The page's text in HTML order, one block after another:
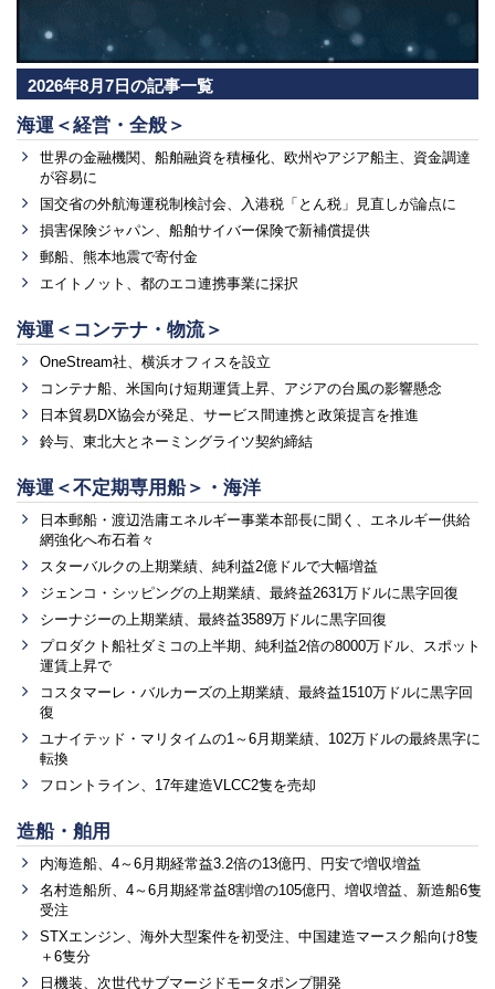
2026年8月7日の記事一覧
海運＜経営・全般＞
世界の金融機関、船舶融資を積極化、欧州やアジア船主、資金調達
が容易に
国交省の外航海運税制検討会、入港税「とん税」見直しが論点に
損害保険ジャパン、船舶サイバー保険で新補償提供
郵船、熊本地震で寄付金
エイトノット、都のエコ連携事業に採択
海運＜コンテナ・物流＞
OneStream社、横浜オフィスを設立
コンテナ船、米国向け短期運賃上昇、アジアの台風の影響懸念
日本貿易DX協会が発足、サービス間連携と政策提言を推進
鈴与、東北大とネーミングライツ契約締結
海運＜不定期専用船＞・海洋
日本郵船・渡辺浩庸エネルギー事業本部長に聞く、エネルギー供給
網強化へ布石着々
スターバルクの上期業績、純利益2億ドルで大幅増益
ジェンコ・シッピングの上期業績、最終益2631万ドルに黒字回復
シーナジーの上期業績、最終益3589万ドルに黒字回復
プロダクト船社ダミコの上半期、純利益2倍の8000万ドル、スポット
運賃上昇で
コスタマーレ・バルカーズの上期業績、最終益1510万ドルに黒字回
復
ユナイテッド・マリタイムの1～6月期業績、102万ドルの最終黒字に
転換
フロントライン、17年建造VLCC2隻を売却
造船・舶用
内海造船、4～6月期経常益3.2倍の13億円、円安で増収増益
名村造船所、4～6月期経常益8割増の105億円、増収増益、新造船6隻
受注
STXエンジン、海外大型案件を初受注、中国建造マースク船向け8隻
＋6隻分
日機装、次世代サブマージドモータポンプ開発